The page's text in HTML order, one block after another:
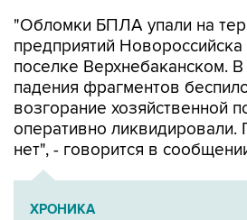
"Обломки БПЛА упали на
предприятий
поселке Верхнебаканском. В
падения фрагментов
возгорание хозяйственной
оперативно ликвидировали.
нет", - говорится в
ХРОНИКА